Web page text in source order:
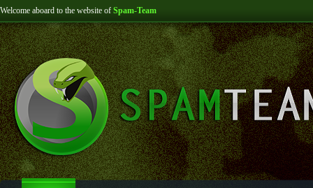
Welcome aboard to the website of Spam-Team